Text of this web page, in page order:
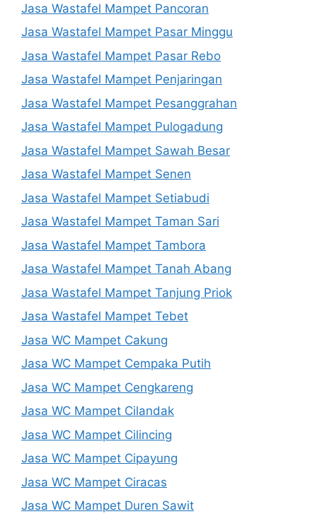
Jasa Wastafel Mampet Pancoran
Jasa Wastafel Mampet Pasar Minggu
Jasa Wastafel Mampet Pasar Rebo
Jasa Wastafel Mampet Penjaringan
Jasa Wastafel Mampet Pesanggrahan
Jasa Wastafel Mampet Pulogadung
Jasa Wastafel Mampet Sawah Besar
Jasa Wastafel Mampet Senen
Jasa Wastafel Mampet Setiabudi
Jasa Wastafel Mampet Taman Sari
Jasa Wastafel Mampet Tambora
Jasa Wastafel Mampet Tanah Abang
Jasa Wastafel Mampet Tanjung Priok
Jasa Wastafel Mampet Tebet
Jasa WC Mampet Cakung
Jasa WC Mampet Cempaka Putih
Jasa WC Mampet Cengkareng
Jasa WC Mampet Cilandak
Jasa WC Mampet Cilincing
Jasa WC Mampet Cipayung
Jasa WC Mampet Ciracas
Jasa WC Mampet Duren Sawit